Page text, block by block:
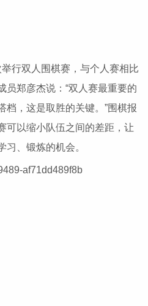
行双人围棋赛，与个人赛相比
员郑彦杰说：“双人赛最重要的
档，这是取胜的关键。”围棋报
可以缩小队伍之间的差距，让
习、锻炼的机会。